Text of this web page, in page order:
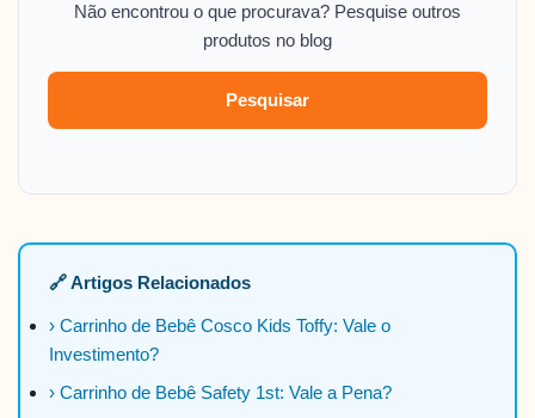
Não encontrou o que procurava? Pesquise outros
produtos no blog
Pesquisar
🔗 Artigos Relacionados
› Carrinho de Bebê Cosco Kids Toffy: Vale o
Investimento?
› Carrinho de Bebê Safety 1st: Vale a Pena?